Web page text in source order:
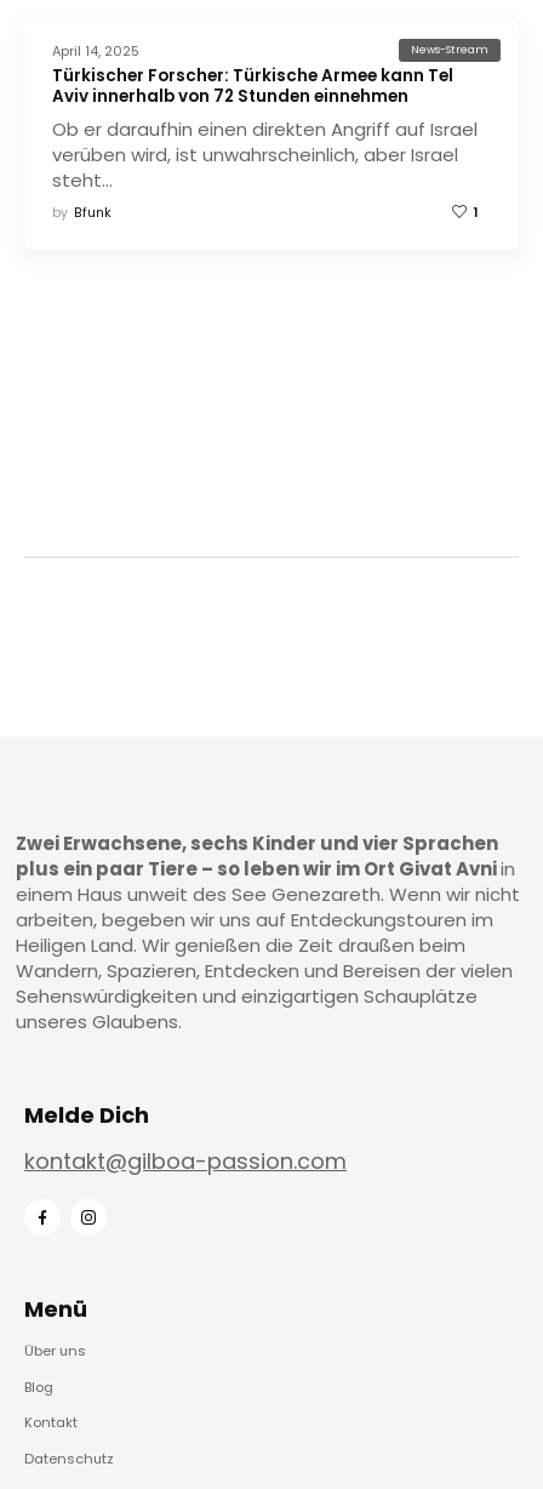
April 14, 2025 News-Stream
Türkischer Forscher: Türkische Armee kann Tel
Aviv innerhalb von 72 Stunden einnehmen
Ob er daraufhin einen direkten Angriff auf Israel
verüben wird, ist unwahrscheinlich, aber Israel
steht…
by Bfunk 1
Zwei Erwachsene, sechs Kinder und vier Sprachen
plus ein paar Tiere – so leben wir im Ort Givat Avniin
einem Haus unweit des See Genezareth. Wenn wir nicht
arbeiten, begeben wir uns auf Entdeckungstouren im
Heiligen Land. Wir genießen die Zeit draußen beim
Wandern, Spazieren, Entdecken und Bereisen der vielen
Sehenswürdigkeiten und einzigartigen Schauplätze
unseres Glaubens.
Melde Dich
kontakt@gilboa-passion.com
Menü
Über uns
Blog
Kontakt
Datenschutz